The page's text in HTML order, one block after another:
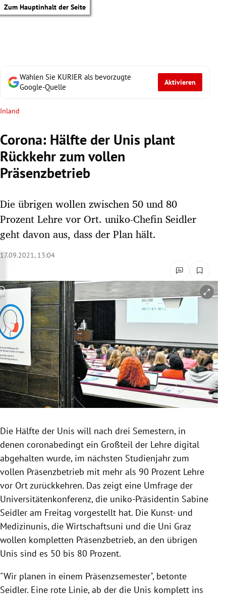
Zum Hauptinhalt der Seite
Untermenü
Untermenü
Untermenü
Untermenü
Untermenü
Untermenü
Untermenü
Untermenü
Untermenü
Untermenü
Wählen Sie KURIER als bevorzugte
Google-Quelle
Aktivieren
Inland
Corona: Hälfte der Unis plant
Rückkehr zum vollen
Präsenzbetrieb
Die übrigen wollen zwischen 50 und 80
Prozent Lehre vor Ort. uniko-Chefin Seidler
geht davon aus, dass der Plan hält.
17.09.2021, 13:04
Copyright-Hinweis öffnen/schließen
Die Hälfte der Unis will nach drei Semestern, in
denen coronabedingt ein Großteil der Lehre digital
abgehalten wurde, im nächsten Studienjahr zum
vollen Präsenzbetrieb mit mehr als 90 Prozent Lehre
vor Ort zurückkehren. Das zeigt eine Umfrage der
Universitätenkonferenz, die uniko-Präsidentin Sabine
Seidler am Freitag vorgestellt hat. Die Kunst- und
Medizinunis, die Wirtschaftsuni und die Uni Graz
wollen kompletten Präsenzbetrieb, an den übrigen
Unis sind es 50 bis 80 Prozent.
"Wir planen in einem Präsenzsemester", betonte
Seidler. Eine rote Linie, ab der die Unis komplett ins